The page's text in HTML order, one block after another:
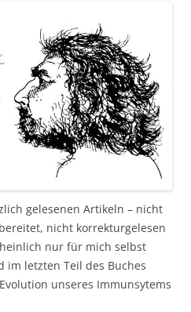
gelesenen Artikeln – nicht
nicht korrekturgelesen
nur für mich selbst
im letzten Teil des Buches
unseres Immunsytems